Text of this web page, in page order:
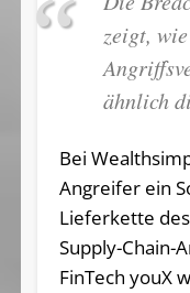
zeigt,
ähnlich
Bei
Angreifer ein
Lieferkette
Supply-Chain-
FinTech youX